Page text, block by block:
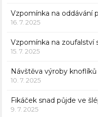
Vzpomínka na oddávání
16. 7. 2025
Vzpomínka na zoufalství
15. 7. 2025
Návštěva výroby
10. 7. 2025
Fikáček snad půjde ve
9. 7. 2025